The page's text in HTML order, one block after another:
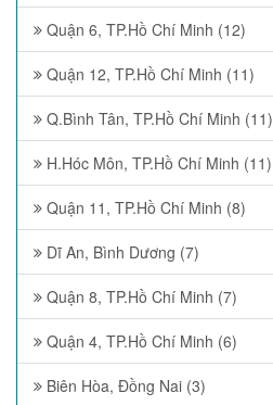
Quận 6, TP.Hồ Chí Minh (12)
Quận 12, TP.Hồ Chí Minh (11)
Q.Bình Tân, TP.Hồ Chí Minh (11)
H.Hóc Môn, TP.Hồ Chí Minh (11)
Quận 11, TP.Hồ Chí Minh (8)
Dĩ An, Bình Dương (7)
Quận 8, TP.Hồ Chí Minh (7)
Quận 4, TP.Hồ Chí Minh (6)
Biên Hòa, Đồng Nai (3)